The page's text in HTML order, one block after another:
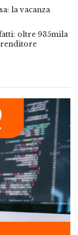
la vacanza
oltre 935mila